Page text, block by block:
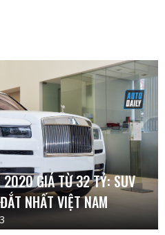
2020 GIÁ TỪ 32 TỶ: SUV
NHẤT VIỆT NAM